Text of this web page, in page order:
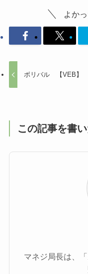
よか
ボリバル 【VEB】
この記事を書
マネジ局長は、